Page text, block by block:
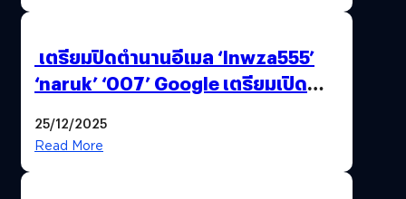
เตรียมปิดตำนานอีเมล ‘lnwza555’
‘naruk’ ‘007’ Google เตรียมเปิด
25/12/2025
Read More